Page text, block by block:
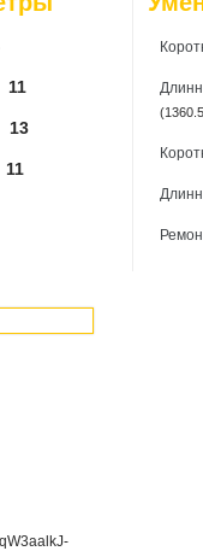
11
13
11